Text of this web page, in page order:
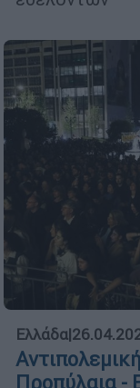
Ελλάδα|
Προπύλαια -